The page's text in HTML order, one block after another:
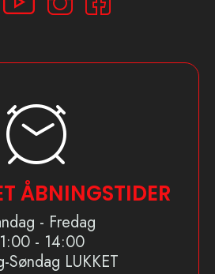
ÅBNINGSTIDER
- Fredag
- 14:00
Søndag LUKKET